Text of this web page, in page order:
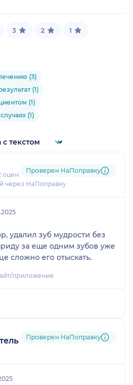
3 2 1
(3)
(1)
(1)
(1)
оценки
через НаПоправку
Проверен НаПоправку
удалил зуб мудрости без
за еще одним зубов уже
сложно его отыскать.
приложение
НаПоправку
Проверен НаПоправку